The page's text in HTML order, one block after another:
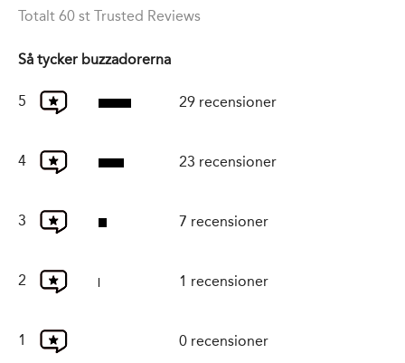
Totalt 60 st Trusted Reviews
Så tycker buzzadorerna
5 29 recensioner
4 23 recensioner
3 7 recensioner
2 1 recensioner
1 0 recensioner